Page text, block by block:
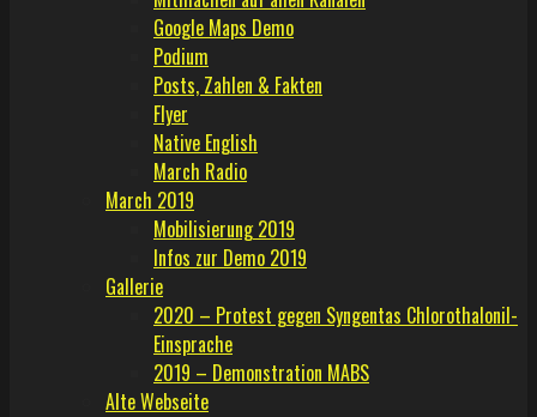
Google Maps Demo
Podium
Posts, Zahlen & Fakten
Flyer
Native English
March Radio
March 2019
Mobilisierung 2019
Infos zur Demo 2019
Gallerie
2020 – Protest gegen Syngentas Chlorothalonil-
Einsprache
2019 – Demonstration MABS
Alte Webseite